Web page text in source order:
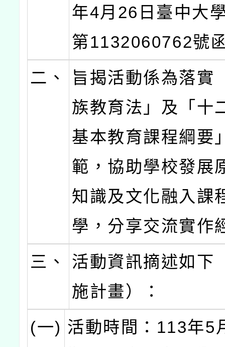
年4月26日臺中大
第1132060762號
二、
旨揭活動係為落實
族教育法」及「十
基本教育課程綱要
範，協助學校發展
知識及文化融入課
學，分享交流實作
三、
活動資訊摘述如下
施計畫）：
(一) 活動時間：113年5